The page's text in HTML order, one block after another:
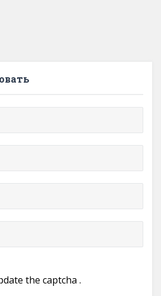
the captcha .